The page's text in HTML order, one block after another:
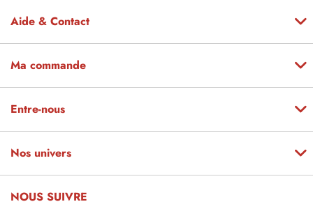
Aide & Contact
Ma commande
Entre-nous
Nos univers
NOUS SUIVRE